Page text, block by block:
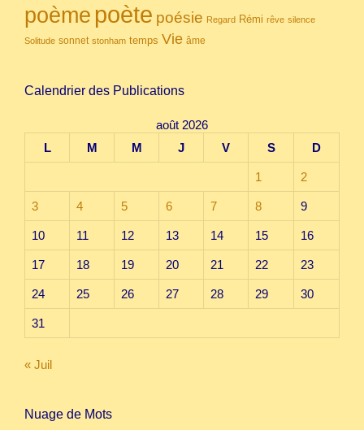
poème poète poésie Regard Rémi rêve silence
Solitude sonnet stonham temps Vie âme
Calendrier des Publications
août 2026
L
M M J V S D
1 2
3 4 5 6 7 8 9
10 11 12 13 14 15 16
17 18 19 20 21 22 23
24 25 26 27 28 29 30
31
« Juil
Nuage de Mots